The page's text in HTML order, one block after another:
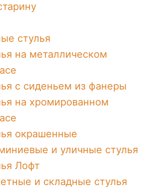
стулья
на металлическом
с сиденьем из фанеры
на хромированном
окрашенные
и уличные стулья
Лофт
и складные стулья